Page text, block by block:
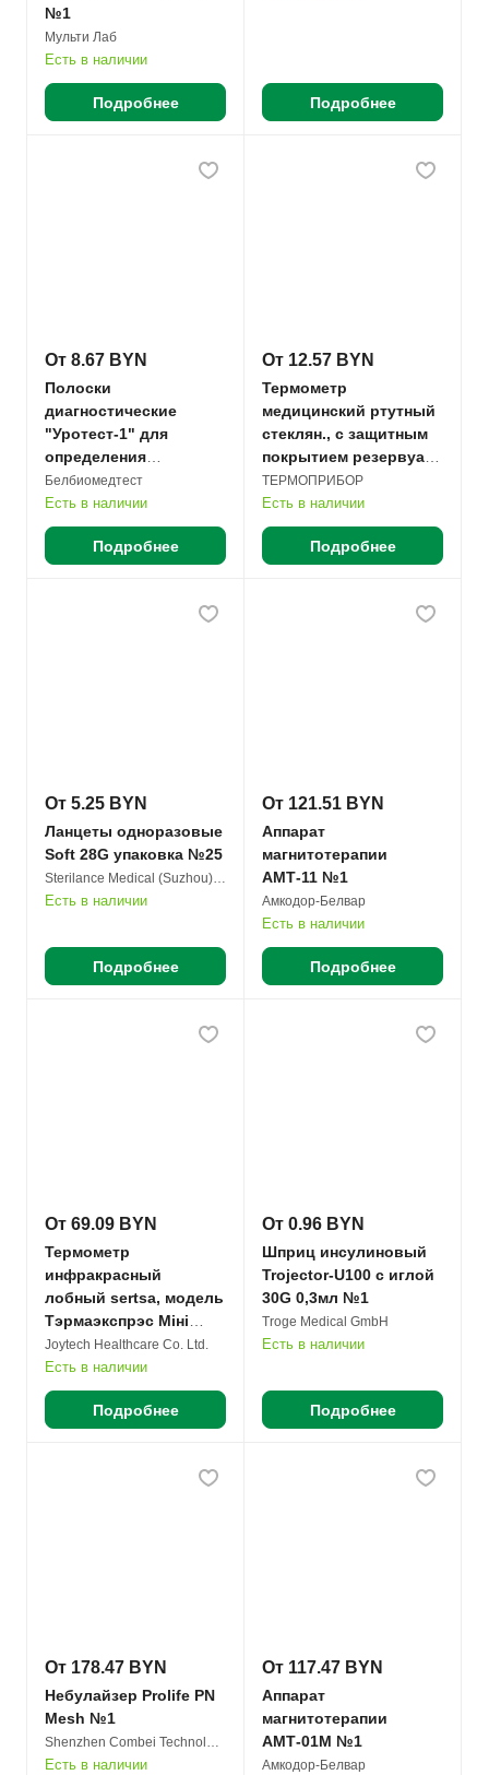
№1
Мульти Лаб
Есть в наличии
Подробнее Подробнее
От 8.67 BYN
Полоски
диагностические
"Уротест-1" для
определения
кислотности мочи-pH
пенал №25
Белбиомедтест
Есть в наличии
Подробнее
От 12.57 BYN
Термометр
медицинский ртутный
стеклян., с защитным
покрытием резервуара
№1
ТЕРМОПРИБОР
Есть в наличии
Подробнее
От 5.25 BYN
Ланцеты одноразовые
Soft 28G упаковка №25
Sterilance Medical (Suzhou) Inc.
Есть в наличии
Подробнее
От 121.51 BYN
Аппарат
магнитотерапии
АМТ-11 №1
Амкодор-Белвар
Есть в наличии
Подробнее
От 69.09 BYN
Термометр
инфракрасный
лобный sertsa, модель
Тэрмаэкспрэс Мiнi
(DЕT-3010) №1
Joytech Healthcare Co. Ltd.
Есть в наличии
Подробнее
От 0.96 BYN
Шприц инсулиновый
Trojector-U100 с иглой
30G 0,3мл №1
Troge Medical GmbH
Есть в наличии
Подробнее
От 178.47 BYN
Небулайзер Prolife PN
Mesh №1
Shenzhen Combei Technology Co. Ltd.
Есть в наличии
От 117.47 BYN
Аппарат
магнитотерапии
АМТ-01М №1
Амкодор-Белвар